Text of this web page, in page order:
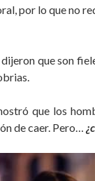
por lo que no
que son
que los
de caer. Pero…